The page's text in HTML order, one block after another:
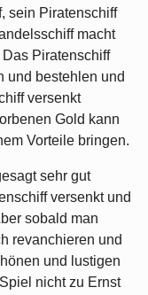
sein Piratenschiff
macht
Piratenschiff
und bestehlen und
versenkt
Gold kann
Vorteile bringen.
sehr gut
versenkt und
sobald man
revanchieren und
und lustigen
nicht zu Ernst